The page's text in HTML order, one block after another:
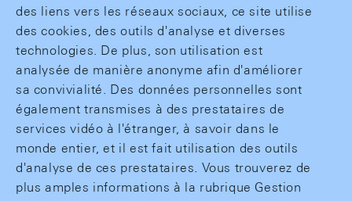
des liens vers les réseaux sociaux, ce site utilise
des cookies, des outils d'analyse et diverses
technologies. De plus, son utilisation est
analysée de manière anonyme afin d'améliorer
sa convivialité. Des données personnelles sont
également transmises à des prestataires de
services vidéo à l'étranger, à savoir dans le
monde entier, et il est fait utilisation des outils
d'analyse de ces prestataires. Vous trouverez de
plus amples informations à la rubrique Gestion